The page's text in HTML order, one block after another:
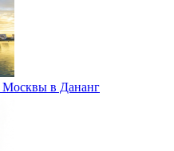
Москвы в Дананг